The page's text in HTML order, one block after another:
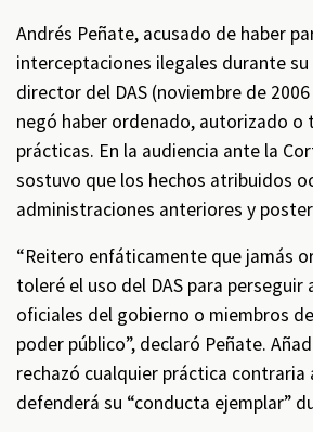
Andrés Peñate, acusado de haber
interceptaciones ilegales durante
director del DAS (noviembre de
negó haber ordenado, autorizado o
prácticas. En la audiencia ante la
sostuvo que los hechos atribuidos
administraciones anteriores y
“Reitero enfáticamente que jamás
toleré el uso del DAS para perseguir
oficiales del gobierno o miembros
poder público”, declaró Peñate.
rechazó cualquier práctica contraria
defenderá su “conducta ejemplar”